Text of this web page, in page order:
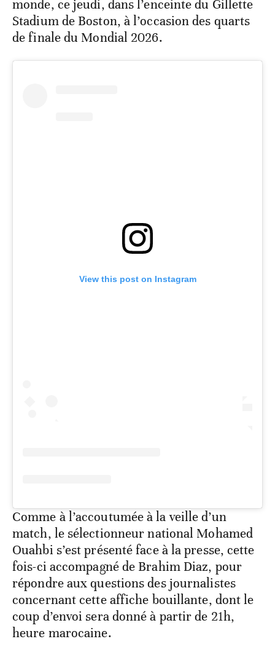
monde, ce jeudi, dans l’enceinte du Gillette
Stadium de Boston, à l’occasion des quarts
de finale du Mondial 2026.
View this post on Instagram
Comme à l’accoutumée à la veille d’un
match, le sélectionneur national Mohamed
Ouahbi s’est présenté face à la presse, cette
fois-ci accompagné de Brahim Diaz, pour
répondre aux questions des journalistes
concernant cette affiche bouillante, dont le
coup d’envoi sera donné à partir de 21h,
heure marocaine.